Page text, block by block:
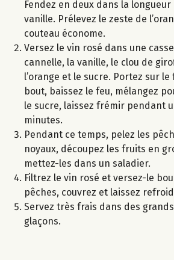
Fendez en deux dans la longueur
vanille. Prélevez le zeste de
couteau économe.
Versez le vin rosé dans une
cannelle, la vanille, le clou de
l’orange et le sucre. Portez sur
bout, baissez le feu, mélangez
le sucre, laissez frémir pendant
minutes.
Pendant ce temps, pelez les
noyaux, découpez les fruits en
mettez-les dans un saladier.
Filtrez le vin rosé et versez-le
pêches, couvrez et laissez
Servez très frais dans des
glaçons.